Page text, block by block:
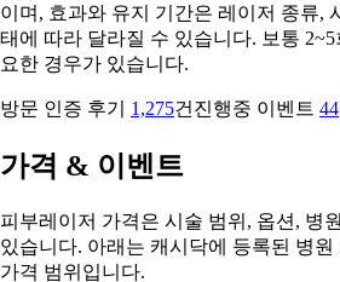
이며, 효과와 유지 기간은 레이저 종류,
태에 따라 달라질 수 있습니다. 보통
요한 경우가 있습니다.
방문 인증 후기 1,275건 진행중 이벤트 44
가격 & 이벤트
피부레이저 가격은 시술 범위, 옵션, 병
있습니다. 아래는 캐시닥에 등록된 병
가격 범위입니다.